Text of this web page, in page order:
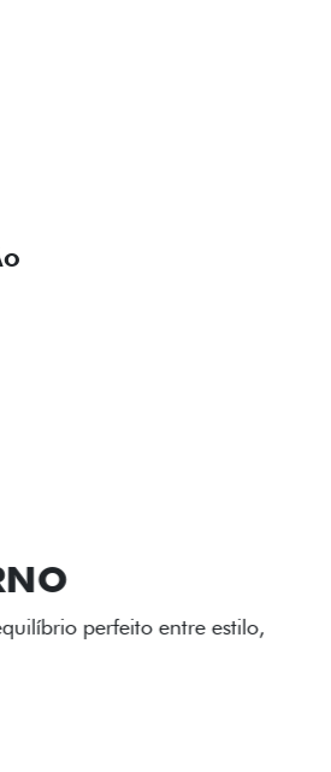
LEVE
desenho dinâmico e acabamento
do Fiat Cronos, trazendo mais